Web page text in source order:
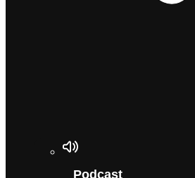
Podcast